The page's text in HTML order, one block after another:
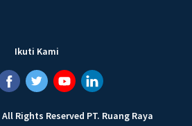
Ikuti Kami
All Rights Reserved PT. Ruang Raya